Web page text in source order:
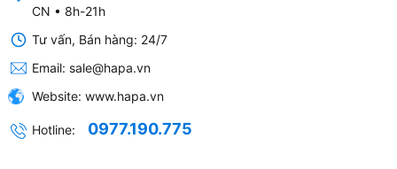
CN • 8h-21h
Tư vấn, Bán hàng: 24/7
Email: sale@hapa.vn
Website: www.hapa.vn
Hotline: 0977.190.775